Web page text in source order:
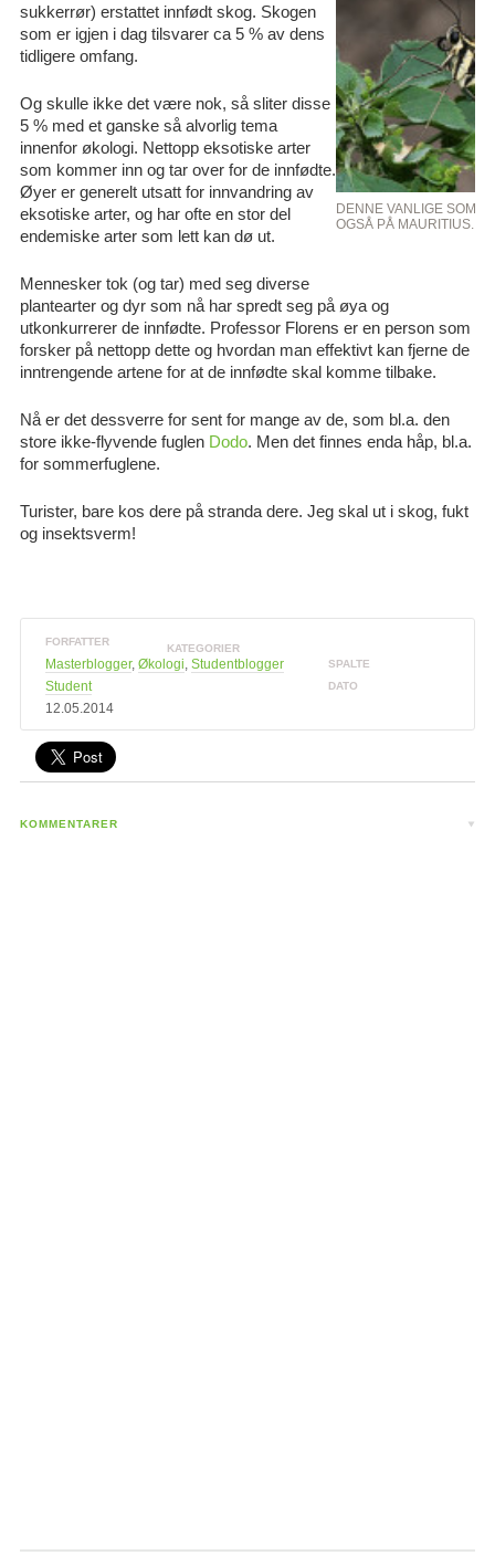
DENNE VANLIGE
OGSÅ PÅ MAURITIUS.
sukkerrør) erstattet innfødt skog. Skogen
som er igjen i dag tilsvarer ca 5 % av dens
tidligere omfang.
Og skulle ikke det være nok, så sliter disse
5 % med et ganske så alvorlig tema
innenfor økologi. Nettopp eksotiske arter
som kommer inn og tar over for de innfødte.
Øyer er generelt utsatt for innvandring av
eksotiske arter, og har ofte en stor del
endemiske arter som lett kan dø ut.
Mennesker tok (og tar) med seg diverse
plantearter og dyr som nå har spredt seg på øya og
utkonkurrerer de innfødte. Professor Florens er en person som
forsker på nettopp dette og hvordan man effektivt kan fjerne de
inntrengende artene for at de innfødte skal komme tilbake.
Nå er det dessverre for sent for mange av de, som bl.a. den
store ikke-flyvende fuglen Dodo. Men det finnes enda håp, bl.a.
for sommerfuglene.
Turister, bare kos dere på stranda dere. Jeg skal ut i skog, fukt
og insektsverm!
FORFATTER
KATEGORIER
Masterblogger,Økologi,Studentblogger SPALTE
Student DATO
12.05.2014
KOMMENTARER